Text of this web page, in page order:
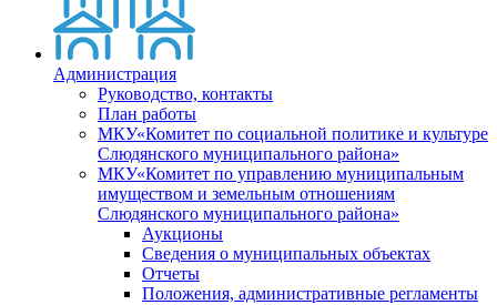
Администрация
Руководство, контакты
План работы
МКУ«Комитет по социальной политике и культуре
Слюдянского муниципального района»
МКУ«Комитет по управлению муниципальным
имуществом и земельным отношениям
Слюдянского муниципального района»
Аукционы
Сведения о муниципальных объектах
Отчеты
Положения, административные регламенты